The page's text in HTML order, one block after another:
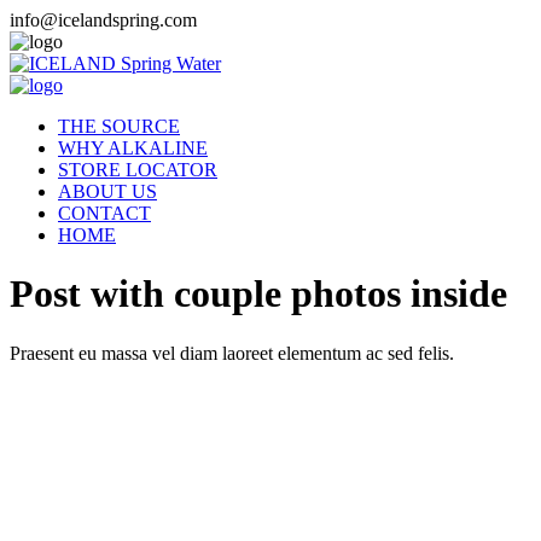
info@icelandspring.com
THE SOURCE
WHY ALKALINE
STORE LOCATOR
ABOUT US
CONTACT
HOME
Post with couple photos inside
Praesent eu massa vel diam laoreet elementum ac sed felis.